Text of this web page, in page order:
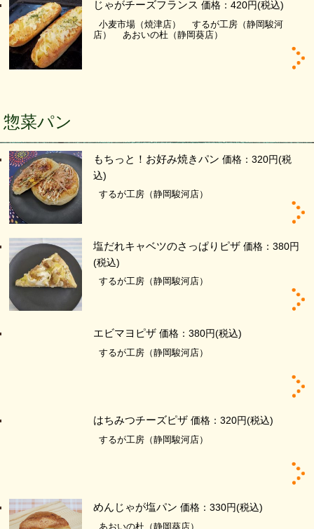
じゃがチーズフランス 価格：420円(税込)
小麦市場（焼津店）
するが工房（静岡駿河
店）
あおいの杜（静岡葵店）
惣菜パン
もちっと！お好み焼きパン 価格：320円(税
込)
するが工房（静岡駿河店）
塩だれキャベツのさっぱりピザ 価格：380円
(税込)
するが工房（静岡駿河店）
エビマヨピザ 価格：380円(税込)
するが工房（静岡駿河店）
はちみつチーズピザ 価格：320円(税込)
するが工房（静岡駿河店）
めんじゃが塩パン 価格：330円(税込)
あおいの杜（静岡葵店）